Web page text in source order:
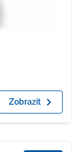
Zobrazit